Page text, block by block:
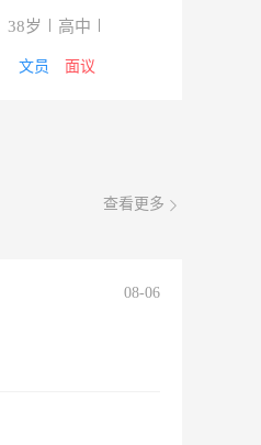
08-06
38岁 高中
文员 面议
查看更多
08-06